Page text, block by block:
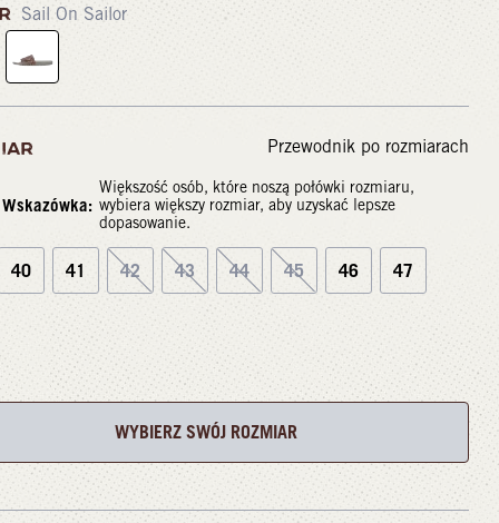
Sail On Sailor
Przewodnik po rozmiarach
Wskazówka:
Większość osób, które noszą połówki rozmiaru,
wybiera większy rozmiar, aby uzyskać lepsze
dopasowanie.
40 41 42 43 44 45 46 47
WYBIERZ SWÓJ ROZMIAR